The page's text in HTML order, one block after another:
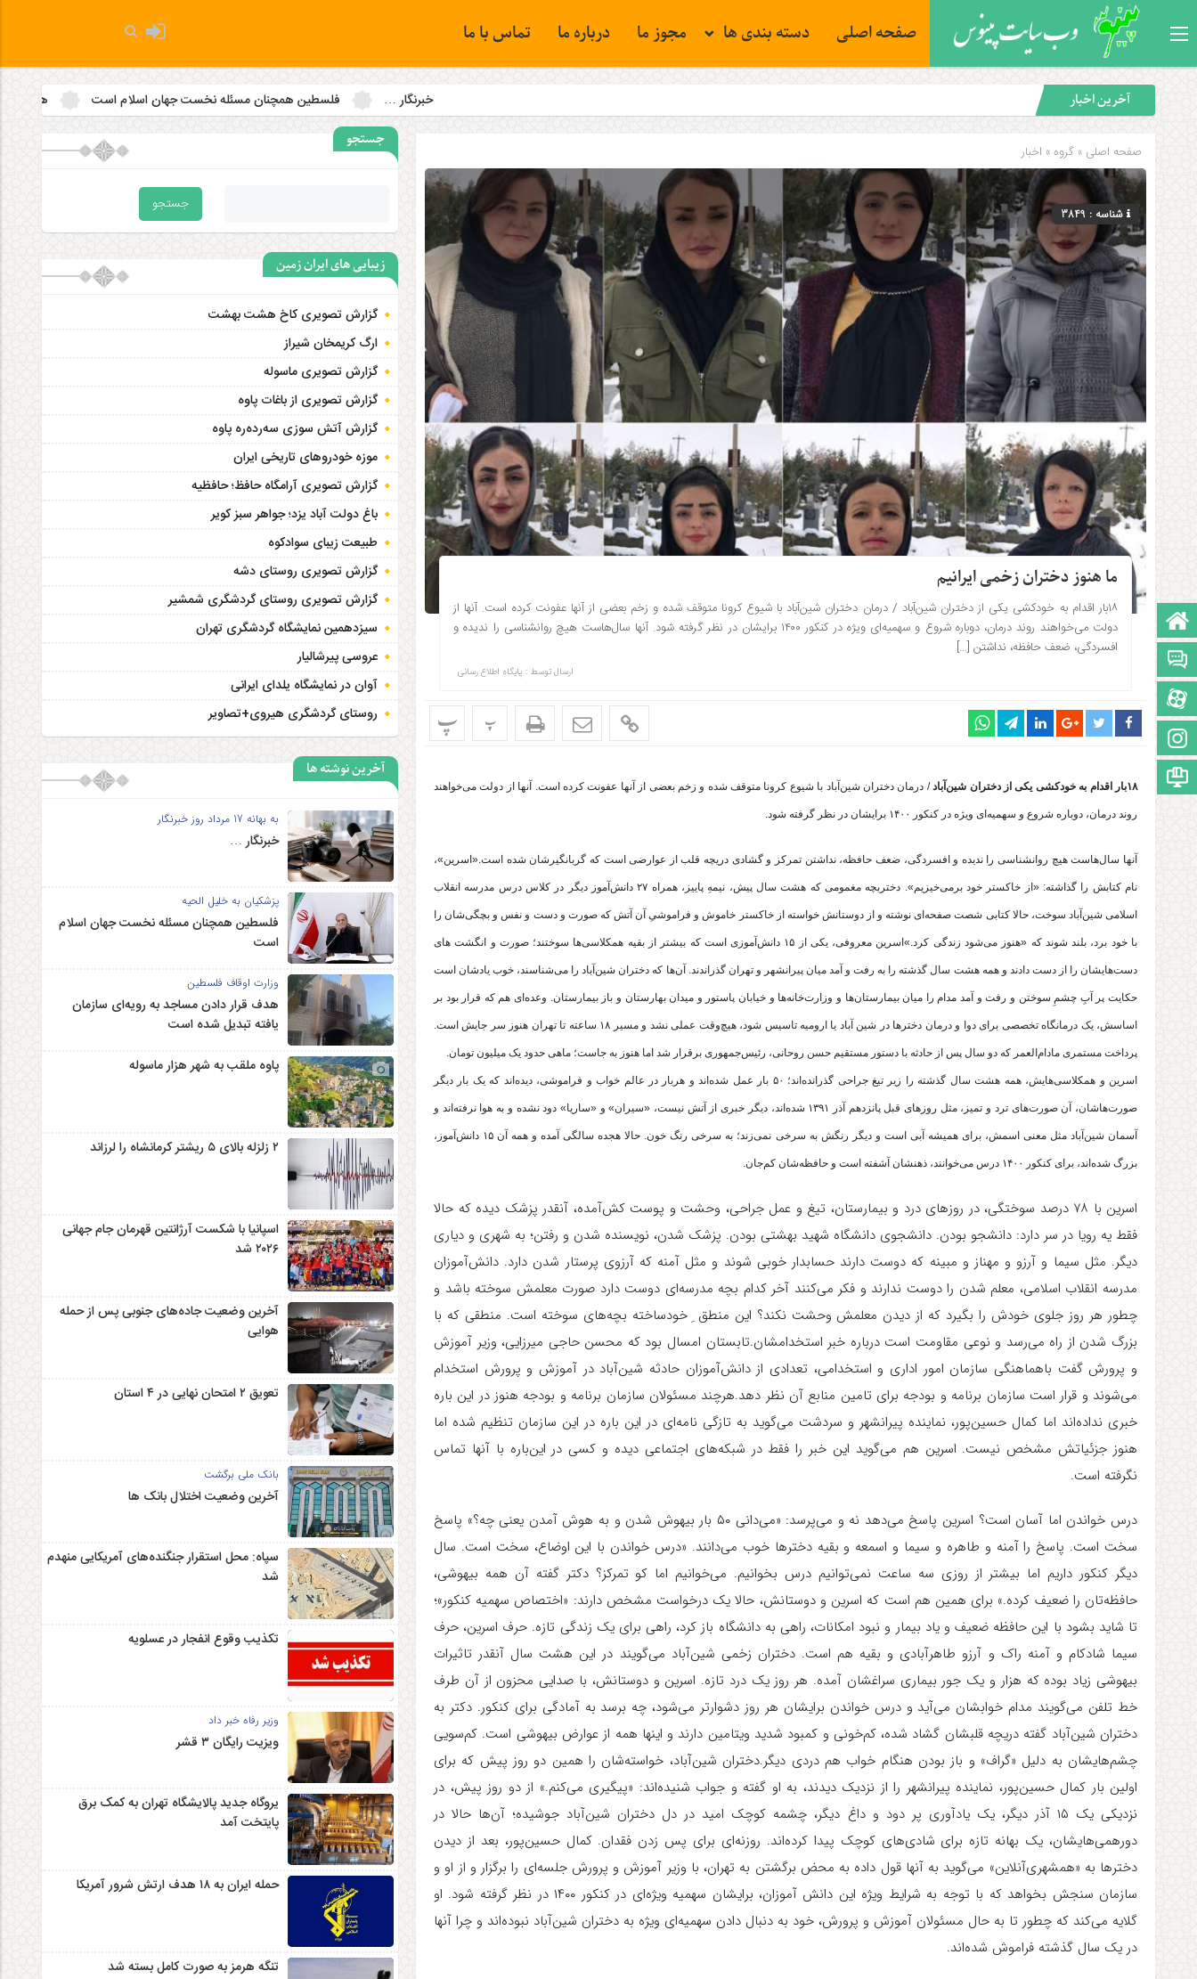
صفحه اصلی دسته بندی ها مجوز ما درباره ما تماس با ما
صفحه نخست
اینستاگرام
مجوز سایت
آخرین اخبار فلسطین همچنان مسئله نخست جهان اسلام است هدف قرار دادن مساجد به
صفحه اصلی » گروه » اخبار
شناسه : 3849
ما هنوز دختران زخمی ایرانیم
۱۸بار اقدام به خودکشی یکی از دختران شین‌آباد / درمان دختران شین‌آباد با شیوع کرونا متوقف شده و زخم بعضی از آنها عفونت کرده است. آنها از
دولت می‌خواهند روند درمان، دوباره شروع و سهمیه‌ای ویژه در کنکور ۱۴۰۰ برایشان در نظر گرفته شود. آنها سال‌هاست هیچ روانشناسی را ندیده و
افسردگی، ضعف حافظه، نداشتن […]
ارسال توسط : پایگاه اطلاع رسانی
پ پ
۱۸بار اقدام به خودکشی یکی از دختران شین‌آباد / درمان دختران شین‌آباد با شیوع کرونا متوقف شده و زخم بعضی از آنها عفونت کرده است. آنها از دولت می‌خواهند
روند درمان، دوباره شروع و سهمیه‌ای ویژه در کنکور ۱۴۰۰ برایشان در نظر گرفته شود.
آنها سال‌هاست هیچ روانشناسی را ندیده و افسردگی، ضعف حافظه، نداشتن تمرکز و گشادی دریچه قلب از عوارضی است که گربانگیرشان شده است.«اسرین»،
نام کتابش را گذاشته: «از خاکستر خود برمی‌خیزیم». دختربچه مغمومی که هشت سال پیش، نیمه‌ِ‌ پاییز، همراه ۲۷ دانش‌آموز دیگر در کلاس درس مدرسه انقلاب
اسلامی شین‌آباد سوخت، حالا کتابی شصت صفحه‌ای نوشته و از دوستانش خواسته از خاکستر خاموش و فراموشیِ آن آتش که صورت و دست و نفس و بچگی‌شان را
با خود برد، بلند شوند که «هنوز می‌شود زندگی کرد.»اسرین معروفی، یکی از ۱۵ دانش‌آموزی است که بیشتر از بقیه همکلاسی‌ها سوختند؛ صورت و انگشت های
دست‌هایشان را از دست دادند و همه هشت سال گذشته را به رفت و آمد میان پیرانشهر و تهران گذراندند. آن‌ها که دختران شین‌آباد را می‌شناسند، خوب یادشان است
حکایت پر آبِ چشمِ سوختن و رفت و آمد مدام را میان بیمارستان‌ها و وزارت‌خانه‌ها و خیابان پاستور و میدان بهارستان و باز بیمارستان. وعده‌ای هم که قرار بود بر
اساسش، یک درمانگاه تخصصی برای دوا و درمان دخترها در شین آباد یا ارومیه تاسیس شود، هیچ‌وقت عملی نشد و مسیر ۱۸ ساعته تا تهران هنوز سر جایش است.
پرداخت مستمری مادام‌العمر که دو سال پس از حادثه با دستور مستقیم حسن روحانی، رئیس‌جمهوری برقرار شد اما هنوز به جاست؛ ماهی حدود یک میلیون تومان.
اسرین و همکلاسی‌هایش، همه هشت سال گذشته را زیر تیغ جراحی گذرانده‌اند؛ ۵۰ بار عمل شده‌اند و هربار در عالم خواب و فراموشی، دیده‌اند که یک بار دیگر
صورت‌هاشان، آن صورت‌های ترد و تمیز، مثل روزهای قبل پانزدهم آذر ۱۳۹۱ شده‌اند، دیگر خبری از آتش نیست، «سیران» و «ساریا» دود نشده و به هوا نرفته‌اند و
آسمان شین‌آباد مثل معنی اسمش، برای همیشه آبی است و دیگر رنگش به سرخی نمی‌زند؛ به سرخی رنگ خون. حالا هجده سالگی آمده و همه آن ۱۵ دانش‌آموز،
بزرگ شده‌اند، برای کنکور ۱۴۰۰ درس می‌خوانند، ذهنشان آشفته است و حافظه‌شان کم‌جان.
اسرین با ۷۸ درصد سوختگی، در روزهای درد و بیمارستان، تیغ و عمل جراحی، وحشت و پوست کش‌آمده، آنقدر پزشک دیده که حالا
فقط یه رویا در سر دارد: دانشجو بودن. دانشجوی دانشگاه شهید بهشتی بودن. پزشک شدن، نویسنده شدن و رفتن؛ به شهری و دیاری
دیگر. مثل سیما و آرزو و مهناز و مبینه که دوست دارند حسابدار خوبی شوند و مثل آمنه که آرزوی پرستار شدن دارد. دانش‌آموزان
مدرسه انقلاب اسلامی، معلم شدن را دوست ندارند و فکر می‌کنند آخر کدام بچه مدرسه‌ای دوست دارد صورت معلمش سوخته باشد و
چطور هر روز جلوی خودش را بگیرد که از دیدن معلمش وحشت نکند؟ این منطق ِ خودساخته بچه‌های سوخته است. منطقی که با
بزرگ شدن از راه می‌رسد و نوعی مقاومت است درباره خبر استخدامشان.تابستان امسال بود که محسن حاجی میرزایی، وزیر آموزش
و پرورش گفت باهماهنگی سازمان امور اداری و استخدامی، تعدادی از دانش‌آموزان حادثه شین‌آباد در آموزش و پرورش استخدام
می‌شوند و قرار است سازمان برنامه و بودجه برای تامین منابع آن نظر دهد.هرچند مسئولان سازمان برنامه و بودجه هنوز در این باره
خبری نداده‌اند اما کمال حسین‌پور، نماینده پیرانشهر و سردشت می‌گوید به تازگی نامه‌ای در این باره در این سازمان تنظیم شده اما
هنوز جزئیاتش مشخص نیست. اسرین هم می‌گوید این خبر را فقط در شبکه‌های اجتماعی دیده و کسی در این‌باره با آنها تماس
نگرفته است.
درس خواندن اما آسان است؟ اسرین پاسخ می‌دهد نه و می‌پرسد: «می‌دانی ۵۰ بار بیهوش شدن و به هوش آمدن یعنی چه؟» پاسخ
سخت است. پاسخ را آمنه و طاهره و سیما و اسمعه و بقیه دخترها خوب می‌دانند. «درس خواندن با این اوضاع، سخت است. سال
دیگر کنکور داریم اما بیشتر از روزی سه ساعت نمی‌توانیم درس بخوانیم. می‌خوانیم اما کو تمرکز؟ دکتر گفته آن همه بیهوشی،
حافظه‌تان را ضعیف کرده.» برای همین هم است که اسرین و دوستانش، حالا یک درخواست مشخص دارند: «اختصاص سهمیه کنکور»؛
تا شاید بشود با این حافظه ضعیف و یاد بیمار و نبود امکانات، راهی به دانشگاه باز کرد، راهی برای یک زندگی تازه. حرف اسرین، حرف
سیما شادکام و آمنه راک و آرزو طاهرآبادی و بقیه هم است. دختران زخمی شین‌آباد می‌گویند در این هشت سال آنقدر تاثیرات
بیهوشی زیاد بوده که هزار و یک جور بیماری سراغشان آمده. هر روز یک درد تازه. اسرین و دوستانش، با صدایی محزون از آن طرف
خط تلفن می‌گویند مدام خوابشان می‌آید و درس خواندن برایشان هر روز دشوارتر می‌شود، چه برسد به آمادگی برای کنکور. دکتر به
دختران شین‌آباد گفته دریچه قلبشان گشاد شده، کم‌خونی و کمبود شدید ویتامین دارند و اینها همه از عوارض بیهوشی است. کم‌سویی
چشم‌هایشان به دلیل «گراف» و باز بودن هنگام خواب هم دردی دیگر.دختران شین‌آباد، خواسته‌شان را همین دو روز پیش که برای
اولین بار کمال حسین‌پور، نماینده پیرانشهر را از نزدیک دیدند، به او گفته‌ و جواب شنیده‌اند: «پیگیری می‌کنم.» از دو روز پیش، در
نزدیکی یک ۱۵ آذر دیگر، یک یادآوری پر دود و داغ دیگر، چشمه کوچک امید در دل دختران شین‌آباد جوشیده؛ آن‌ها حالا در
دورهمی‌هایشان، یک بهانه تازه برای شادی‌های کوچک پیدا کرده‌اند. روزنه‌ای برای پس زدن فقدان. کمال حسین‌پور، بعد از دیدن
دخترها به «همشهری‌آنلاین» می‌گوید به آنها قول داده به محض برگشتن به تهران، با وزیر آموزش و پرورش جلسه‌ای را برگزار و از او و
سازمان سنجش بخواهد که با توجه به شرایط ویژه این دانش آموزان، برایشان سهمیه ویژه‌ای در کنکور ۱۴۰۰ در نظر گرفته شود. او
گلایه می‌کند که چطور تا به حال مسئولان آموزش و پرورش، خود به دنبال دادن سهمیه‌ای ویژه به دختران شین‌آباد نبوده‌اند و چرا آنها
در یک سال گذشته فراموش شده‌اند.
جستجو
زیبایی های ایران زمین
گزارش تصویری کاخ هشت‌ بهشت
ارگ کریمخان شیراز
گزارش تصویری ماسوله
گزارش تصویری از باغات پاوه
گزارش آتش سوزی سەردەرە پاوه
موزه خودروهای تاریخی ایران
گزارش تصویری آرامگاه حافظ؛ حافظیه‎
باغ دولت آباد یزد؛ جواهر سبز کویر
طبیعت زیبای سوادکوه
گزارش تصویری روستای دشه
گزارش تصویری روستای گردشگری شمشیر
سیزدهمین نمایشگاه گردشگری تهران
عروسی پیرشالیار
آوان در نمایشگاه یلدای ایرانی
روستای گردشگری هیروی+تصاویر
آخرین نوشته ها
به بهانه 17 مرداد روز خبرنگار
خبرنگار …
پزشکیان به خلیل الحیه
فلسطین همچنان مسئله نخست جهان اسلام
است
وزارت اوقاف فلسطین
هدف قرار دادن مساجد به رویه‌ای سازمان‌
یافته تبدیل شده است
پاوه ملقب به شهر هزار ماسوله
۲ زلزله‌ بالای ۵ ریشتر کرمانشاه را لرزاند
اسپانیا با شکست آرژانتین قهرمان جام جهانی
۲۰۲۶ شد
آخرین وضعیت جاده‌های جنوبی پس از حمله
هوایی
تعویق ۲ امتحان نهایی در ۴ استان
بانک ملی برگشت
آخرین وضعیت اختلال بانک ها
سپاه: محل استقرار جنگنده‌های آمریکایی منهدم
شد
تکذیب وقوع انفجار در عسلویه
وزیر رفاه خبر داد
ویزیت رایگان ۳ قشر
یروگاه جدید پالایشگاه تهران به کمک برق
پایتخت آمد
حمله ایران به ۱۸ هدف ارتش شرور آمریکا
تنگه هرمز به صورت کامل بسته شد